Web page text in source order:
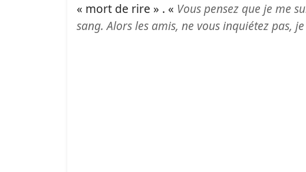
« mort de rire » . « Vous pensez que je me
sang. Alors les amis, ne vous inquiétez pas,